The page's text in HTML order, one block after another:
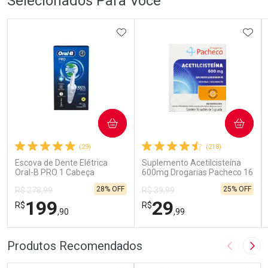
(29)
Escova de Dente Elétrica
Oral-B PRO 1 Cabeça
Redonda Recarregável 1
Unidade
R$ 278,99
R$199,90
28% OFF
ADICIONAR AOS FAVORITOS
COMPRAR
FECHAR
FECHAR
Por Menos
(218)
Suplemento Acetilcisteína
600mg Drogarias Pacheco 16
R$ 39,99
R$29,99
25% OFF
COMPRAR
Por Menos
Produtos Recomendados Imagem